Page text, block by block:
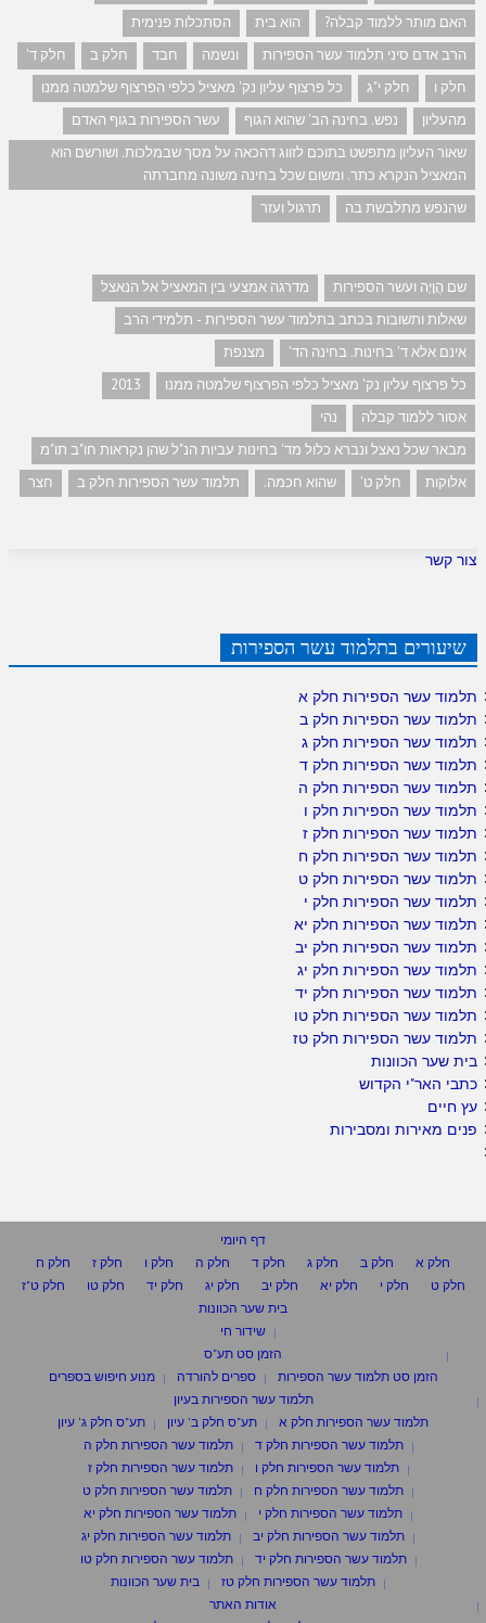
האם מותר ללמוד קבלה?
הוא בית
הסתכלות פנימית
הרב אדם סיני תלמוד עשר הספירות
ונשמה חבד חלק ב
חלק ד'
חלק ו
חלק י"ג
כל פרצוף עליון נק' מאציל כלפי הפרצוף שלמטה ממנו
מהעליון
נפש. בחינה הב' שהוא הגוף
עשר הספירות בגוף האדם
שאור העליון מתפשט בתוכם לזווג דהכאה על מסך שבמלכות. ושורשם הוא
המאציל הנקרא כתר. ומשום שכל בחינה משונה מחברתה
שהנפש מתלבשת בה
תרגול ועזר
שם הֲוָיָה ועשר הספירות
מדרגה אמצעי בין המאציל אל הנאצל
שאלות ותשובות בכתב בתלמוד עשר הספירות - תלמידי הרב
אינם אלא ד' בחינות. בחינה הד'
מצנפת
כל פרצוף עליון נק' מאציל כלפי הפרצוף שלמטה ממנו
2013
אסור ללמוד קבלה
נהי
מבאר שכל נאצל ונברא כלול מד' בחינות עביות הנ"ל שהן נקראות חו"ב תו"מ
אלוקות
חלק ט' שהוא חכמה. תלמוד עשר הספירות חלק ב חצר
צור קשר
שיעורים בתלמוד עשר הספירות
תלמוד עשר הספירות חלק א
תלמוד עשר הספירות חלק ב
תלמוד עשר הספירות חלק ג
תלמוד עשר הספירות חלק ד
תלמוד עשר הספירות חלק ה
תלמוד עשר הספירות חלק ו
תלמוד עשר הספירות חלק ז
תלמוד עשר הספירות חלק ח
תלמוד עשר הספירות חלק ט
תלמוד עשר הספירות חלק י
תלמוד עשר הספירות חלק יא
תלמוד עשר הספירות חלק יב
תלמוד עשר הספירות חלק יג
תלמוד עשר הספירות חלק יד
תלמוד עשר הספירות חלק טו
תלמוד עשר הספירות חלק טז
בית שער הכוונות
כתבי האר"י הקדוש
עץ חיים
פנים מאירות ומסבירות
דף היומי
חלק א
חלק ב חלק ג חלק ד חלק ה חלק ו חלק ז
חלק ח
חלק ט
חלק י חלק יא חלק יב חלק יג חלק יד חלק טו
חלק ט"ז
בית שער הכוונות
שידור חי
הזמן סט תע"ס
הזמן סט תלמוד עשר הספירות
ספרים להורדה
מנוע חיפוש בספרים
תלמוד עשר הספירות בעיון
תלמוד עשר הספירות חלק א
תע"ס חלק ב' עיון
תע"ס חלק ג' עיון
תלמוד עשר הספירות חלק ד
תלמוד עשר הספירות חלק ה
תלמוד עשר הספירות חלק ו
תלמוד עשר הספירות חלק ז
תלמוד עשר הספירות חלק ח
תלמוד עשר הספירות חלק ט
תלמוד עשר הספירות חלק י
תלמוד עשר הספירות חלק יא
תלמוד עשר הספירות חלק יב
תלמוד עשר הספירות חלק יג
תלמוד עשר הספירות חלק יד
תלמוד עשר הספירות חלק טו
תלמוד עשר הספירות חלק טז
בית שער הכוונות
אודות האתר